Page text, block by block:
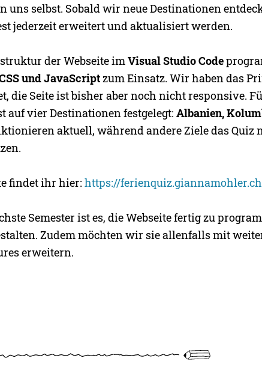
uns selbst. Sobald wir neue Destinationen
jederzeit erweitert und aktualisiert werden.
der Webseite imVisual Studio Code
und JavaScriptzum Einsatz. Wir haben das
die Seite ist bisher aber noch nicht responsive.
auf vier Destinationen festgelegt:Albanien,
aktuell, während andere Ziele das Quiz
findet ihr hier:https://
Semester ist es, die Webseite fertig zu
Zudem möchten wir sie allenfalls mit
erweitern.